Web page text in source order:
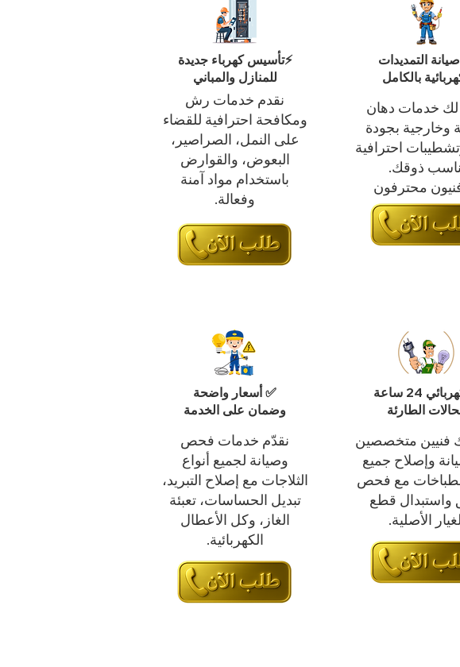
التمديدات
بالكامل
لك خدمات دهان
وخارجية بجودة
احترافية
ذوقك.
محترفون
⚡تأسيس كهرباء جديدة
للمنازل والمباني
نقدم خدمات رش
ومكافحة احترافية للقضاء
على النمل، الصراصير،
البعوض، والقوارض
باستخدام مواد آمنة
وفعالة.
24 ساعة
الطارئة
فنيين متخصصين
وإصلاح جميع
مع فحص
واستبدال قطع
الأصلية.
✅ أسعار واضحة
وضمان على الخدمة
نقدّم خدمات فحص
وصيانة لجميع أنواع
الثلاجات مع إصلاح التبريد،
تبديل الحساسات، تعبئة
الغاز، وكل الأعطال
الكهربائية.